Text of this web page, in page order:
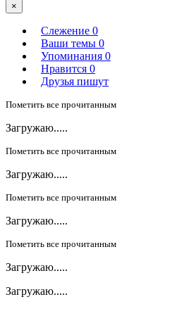
×
Слежение 0
Ваши темы 0
Упоминания 0
Нравится 0
Друзья пишут
Пометить все прочитанным
Загружаю.....
Пометить все прочитанным
Загружаю.....
Пометить все прочитанным
Загружаю.....
Пометить все прочитанным
Загружаю.....
Загружаю.....